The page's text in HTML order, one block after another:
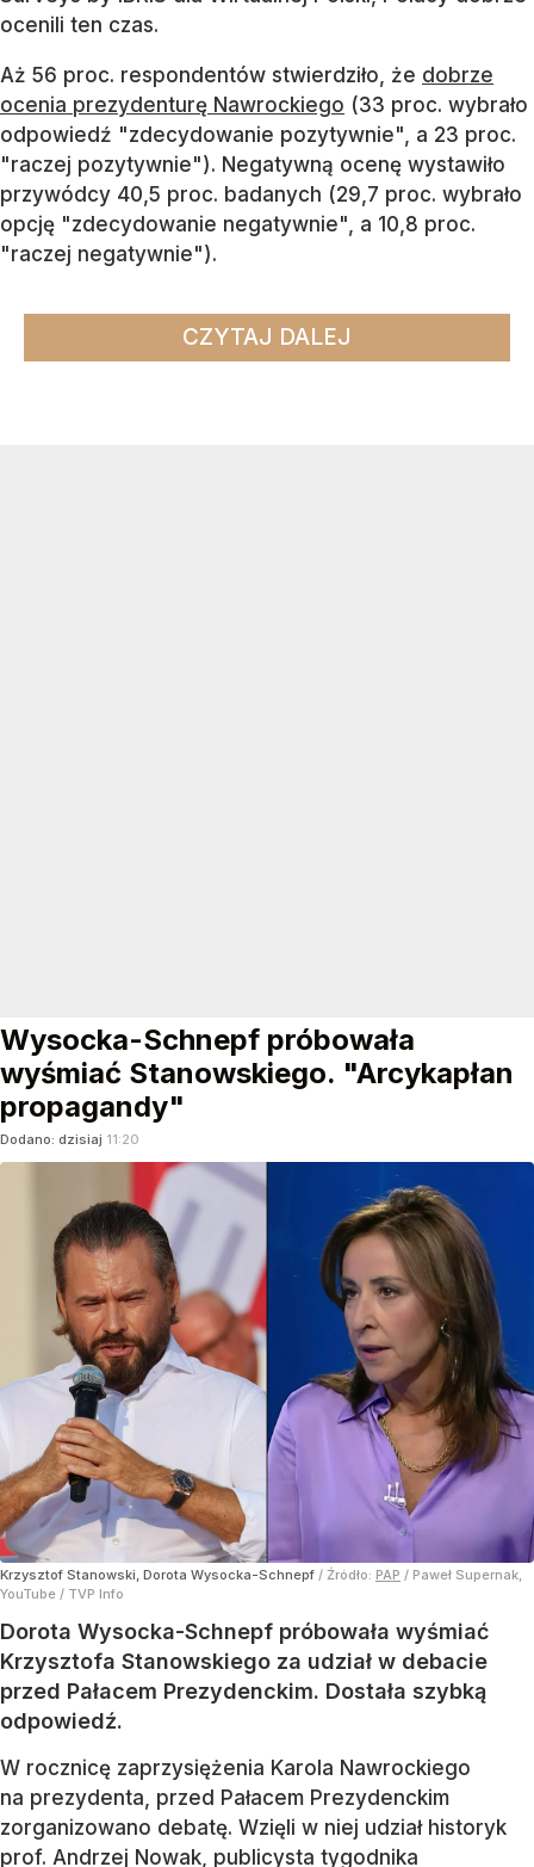
ocenili ten czas.
Aż 56 proc. respondentów stwierdziło, że dobrze
ocenia prezydenturę Nawrockiego (33 proc. wybrało
odpowiedź "zdecydowanie pozytywnie", a 23 proc.
"raczej pozytywnie"). Negatywną ocenę wystawiło
przywódcy 40,5 proc. badanych (29,7 proc. wybrało
opcję "zdecydowanie negatywnie", a 10,8 proc.
"raczej negatywnie").
CZYTAJ DALEJ
Wysocka-Schnepf próbowała
wyśmiać Stanowskiego. "Arcykapłan
propagandy"
Dodano: dzisiaj 11:20
Krzysztof Stanowski, Dorota Wysocka-Schnepf / Źródło: PAP / Paweł Supernak,
YouTube / TVP Info
Dorota Wysocka-Schnepf próbowała wyśmiać
Krzysztofa Stanowskiego za udział w debacie
przed Pałacem Prezydenckim. Dostała szybką
odpowiedź.
W rocznicę zaprzysiężenia Karola Nawrockiego
na prezydenta, przed Pałacem Prezydenckim
zorganizowano debatę. Wzięli w niej udział historyk
prof. Andrzej Nowak, publicysta tygodnika